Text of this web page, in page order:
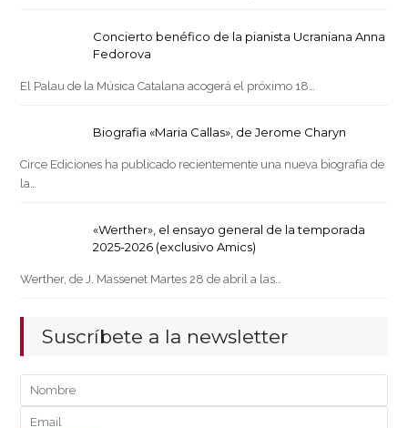
Concierto benéfico de la pianista Ucraniana Anna
Fedorova
El Palau de la Música Catalana acogerá el próximo 18…
Biografia «Maria Callas», de Jerome Charyn
Circe Ediciones ha publicado recientemente una nueva biografía de
la…
«Werther», el ensayo general de la temporada
2025-2026 (exclusivo Amics)
Werther, de J. Massenet Martes 28 de abril a las…
Suscríbete a la newsletter